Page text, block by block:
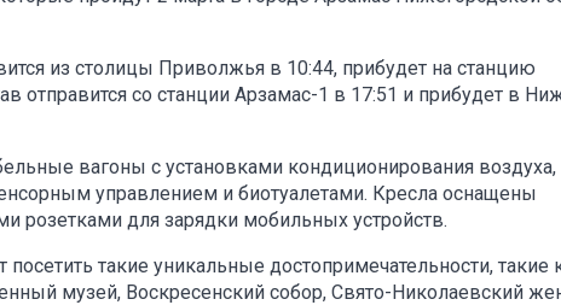
из столицы Приволжья в 10:44, прибудет на станцию
отправится со станции Арзамас-1 в 17:51 и прибудет в
вагоны с установками кондиционирования воздуха,
управлением и биотуалетами. Кресла оснащены
для зарядки мобильных устройств.
такие уникальные достопримечательности, такие
музей, Воскресенский собор, Свято-Николаевский